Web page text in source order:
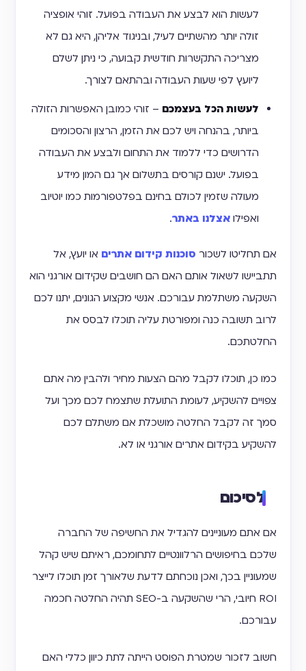
לעשות הוא לבצע את העבודה בפועל. זוהי אופציה
זולה יותר מהשתיים לעיל, ובניגוד אליהן, היא גם לא
מצריכה התקשרות חודשית קבועה, כי ניתן לשלם
ליועץ לפי שעות העבודה ובהתאם לצורך.
לעשות הכל בעצמכם – זוהי כמובן האפשרות הזולה
ביותר, בהנחה ויש לכם את הזמן, הרצון והסכומים
הדרושים כדי ללמוד את התחום ולבצע את העבודה
בפועל. ישנם קורסים בתשלום אך גם המון מידע
מעולה שזמין לכולם בחינם בפלטפורמות כמו יוטיוב
ואפילו אצלנו באתר.
אם תחליטו לשכור סוכנות קידום אתרים או יועץ, אל
תתביישו לשאול אותם האם הם חושבים שקידום אורגני הוא
השקעה משתלמת עבורכם. אנשי מקצוע הגונים, יתנו לכם
לרוב תשובה כנה ומפורטת עליה תוכלו לבסס את
החלטתכם.
כמו כן, תוכלו לקבל מהם הצעות מחיר ולהבין מה אתם
צפויים להשקיע, לעומת התועלת שתצמח לכם מכך ועל
סמך זה לקבל החלטה מושכלת אם משתלם לכם
להשקיע בקידום אתרים אורגני או לא.
לסיכום
אם אתם מעוניינים להגדיל את החשיפה של החברה
שלכם בחיפושים הרלוונטיים לתחומכם, ראיתם שיש קהל
שמעוניין בכך, ואכן נוכחתם לדעת שלאורך זמן תוכלו לייצר
ROI חיובי, הרי שהשקעה ב-SEO תהיה החלטה חכמה
עבורכם.
חשוב לזכור שמטרת הפוסט הייתה לתת כיוון כללי האם